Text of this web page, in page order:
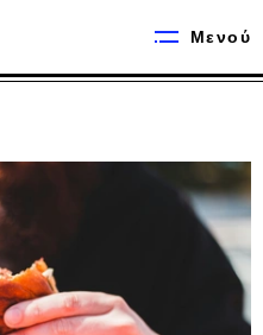
Μενού